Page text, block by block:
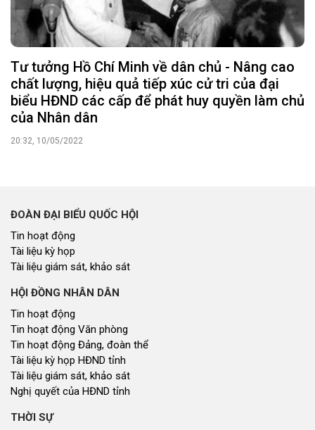
Tư tưởng Hồ Chí Minh về dân chủ - Nâng cao
chất lượng, hiệu quả tiếp xúc cử tri của đại
biểu HĐND các cấp để phát huy quyền làm chủ
của Nhân dân
20:32, 10/05/2022
ĐOÀN ĐẠI BIỂU QUỐC HỘI
Tin hoạt động
Tài liệu kỳ họp
Tài liệu giám sát, khảo sát
HỘI ĐỒNG NHÂN DÂN
Tin hoạt động
Tin hoạt động Văn phòng
Tin hoạt động Đảng, đoàn thể
Tài liệu kỳ họp HĐND tỉnh
Tài liệu giám sát, khảo sát
Nghị quyết của HĐND tỉnh
THỜI SỰ